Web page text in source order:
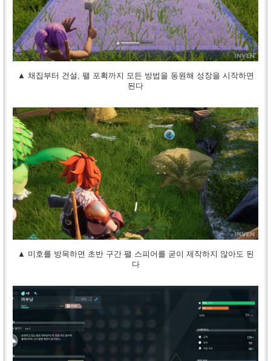
▲ 채집부터 건설, 팰 포획까지 모든 방법을 동원해 성장을 시작하면
된다
▲ 미호를 방목하면 초반 구간 팰 스피어를 굳이 제작하지 않아도 된
다